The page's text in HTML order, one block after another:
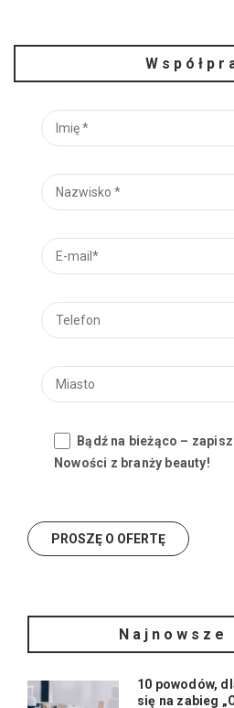
Bądź na bieżąco –
Nowości z branży beauty!
Najnowsze
10 powodów,
się na zabieg